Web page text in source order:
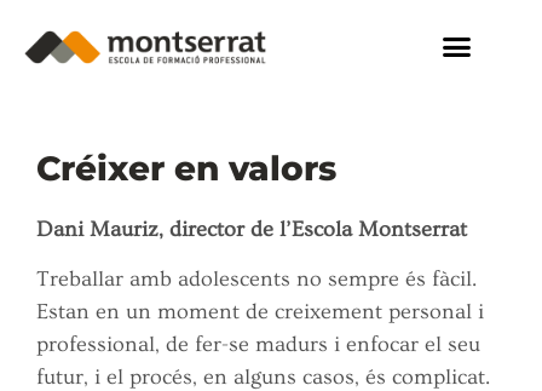
Créixer en valors
Dani Mauriz, director de l’Escola Montserrat
Treballar amb adolescents no sempre és fàcil.
Estan en un moment de creixement personal i
professional, de fer-se madurs i enfocar el seu
futur, i el procés, en alguns casos, és complicat.